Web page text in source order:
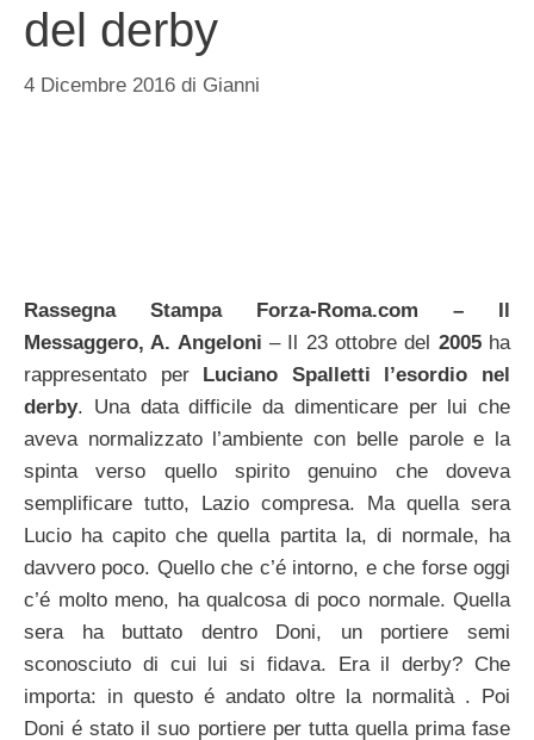
del derby
4 Dicembre 2016 di Gianni
Rassegna Stampa Forza-Roma.com – Il
Messaggero, A. Angeloni – Il 23 ottobre del 2005ha
rappresentato per Luciano Spalletti l’esordio nel
derby. Una data difficile da dimenticare per lui che
aveva normalizzato l’ambiente con belle parole e la
spinta verso quello spirito genuino che doveva
semplificare tutto, Lazio compresa. Ma quella sera
Lucio ha capito che quella partita la, di normale, ha
davvero poco. Quello che c’é intorno, e che forse oggi
c’é molto meno, ha qualcosa di poco normale. Quella
sera ha buttato dentro Doni, un portiere semi
sconosciuto di cui lui si fidava. Era il derby? Che
importa: in questo é andato oltre la normalità . Poi
Doni é stato il suo portiere per tutta quella prima fase